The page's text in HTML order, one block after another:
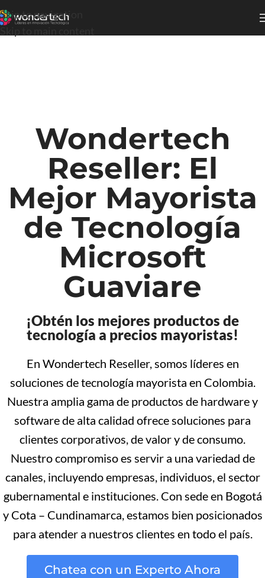
Skip to navigation
Wondertech
Reseller: El
Mejor Mayorista
de Tecnología
Microsoft
Guaviare
¡Obtén los mejores productos de
tecnología a precios mayoristas!
En Wondertech Reseller, somos líderes en
soluciones de tecnología mayorista en Colombia.
Nuestra amplia gama de productos de hardware y
software de alta calidad ofrece soluciones para
clientes corporativos, de valor y de consumo.
Nuestro compromiso es servir a una variedad de
canales, incluyendo empresas, individuos, el sector
gubernamental e instituciones. Con sede en Bogotá
y Cota – Cundinamarca, estamos bien posicionados
para atender a nuestros clientes en todo el país.
Chatea con un Experto Ahora